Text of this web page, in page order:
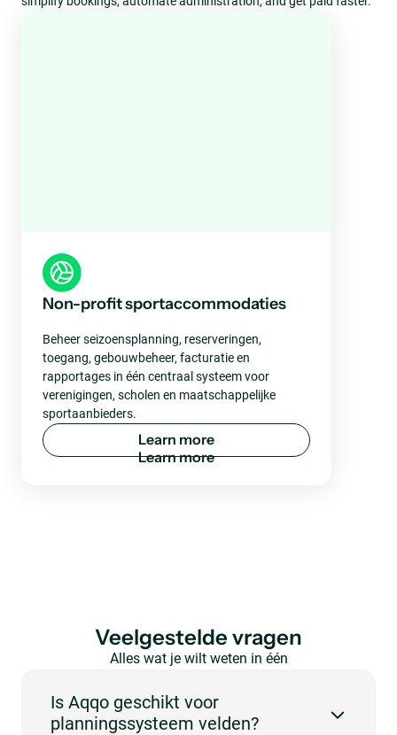
Non-profit sportaccommodaties
Beheer seizoensplanning, reserveringen,
toegang, gebouwbeheer, facturatie en
rapportages in één centraal systeem voor
verenigingen, scholen en maatschappelijke
sportaanbieders.
Learn more
Veelgestelde vragen
Alles wat je wilt weten in één
Is Aqqo geschikt voor
planningssysteem velden?